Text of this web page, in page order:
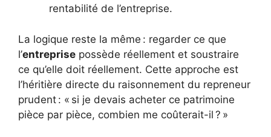
rentabilité de l’entreprise.
La logique reste la même : regarder ce que
l’entreprise possède réellement et soustraire
ce qu’elle doit réellement. Cette approche est
l’héritière directe du raisonnement du repreneur
prudent : « si je devais acheter ce patrimoine
pièce par pièce, combien me coûterait-il ? »